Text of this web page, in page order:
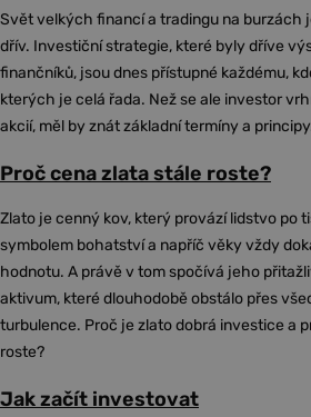
Svět velkých financí a tradingu na burzách
dřív. Investiční strategie, které byly dříve
finančníků, jsou dnes přístupné každému,
kterých je celá řada. Než se ale investor
akcií, měl by znát základní termíny a
Proč cena zlata stále roste?
Zlato je cenný kov, který provází lidstvo po
symbolem bohatství a napříč věky vždy
hodnotu. A právě v tom spočívá jeho
aktivum, které dlouhodobě obstálo přes
turbulence. Proč je zlato dobrá investice a
roste?
Jak začít investovat